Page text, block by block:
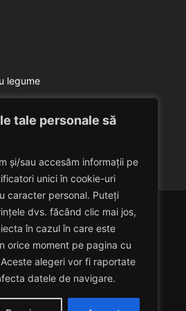
tale personale să
și/sau accesăm informații pe
unici în cookie-uri
caracter personal. Puteți
dvs. făcând clic mai jos,
în cazul în care este
orice moment pe pagina cu
alegeri vor fi raportate
datele de navigare.
legume
June 5, 2014